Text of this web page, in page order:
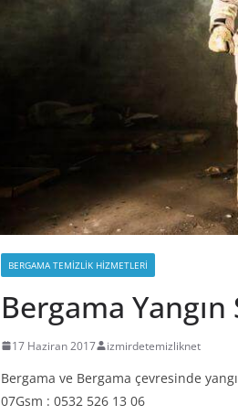
BERGAMA TEMIZLIK HIZMETLERI
Bergama
17 Haziran 2017 izmirdetemizliknet
Bergama ve Bergama çevresinde
07Gsm : 0532 526 13 06